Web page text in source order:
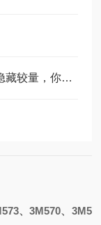
揭秘！防静电三角带VS普通三角带的隐藏较量，你选对了吗？
、3M570、3M5